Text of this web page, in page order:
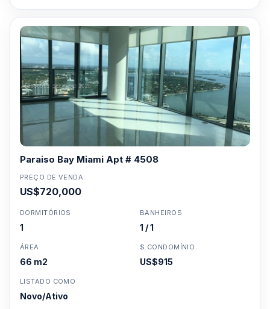
Paraiso Bay Miami Apt # 4508
PREÇO DE VENDA
US$720,000
DORMITÓRIOS
1
BANHEIROS
1 / 1
ÁREA
66 m2
$ CONDOMÍNIO
US$915
LISTADO COMO
Novo/Ativo